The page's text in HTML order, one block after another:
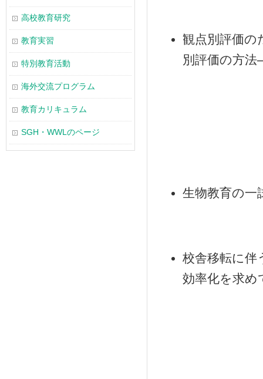
観点別評価
別評価の方
生物教育の一
校舎移転に
効率化を求
高校教育研究
教育実習
特別教育活動
海外交流プログラム
教育カリキュラム
SGH・WWLのページ